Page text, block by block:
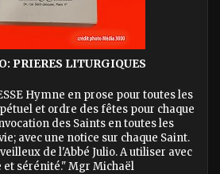
PRIERES LITURGIQUES
Hymne en prose pour toutes les
et ordre des fêtes pour chaque
des Saints en toutes les
avec une notice sur chaque Saint.
de l'Abbé Julio. A utiliser avec
et sérénité." Mgr Michaël